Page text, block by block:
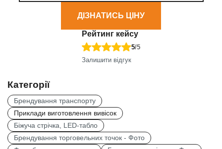
ДІЗНАТИСЬ ЦІНУ
Рейтинг кейсу
5/5
Залишити відгук
Категорії
Брендування транспорту
Приклади виготовлення вивісок
Біжуча стрічка, LED-табло
Брендування торговельних точок - Фото